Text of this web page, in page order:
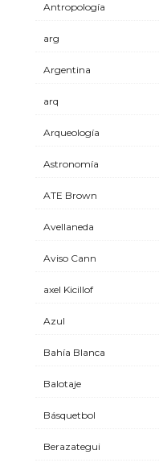
Antropología
arg
Argentina
arq
Arqueología
Astronomía
ATE Brown
Avellaneda
Aviso Cann
axel Kicillof
Azul
Bahía Blanca
Balotaje
Básquetbol
Berazategui